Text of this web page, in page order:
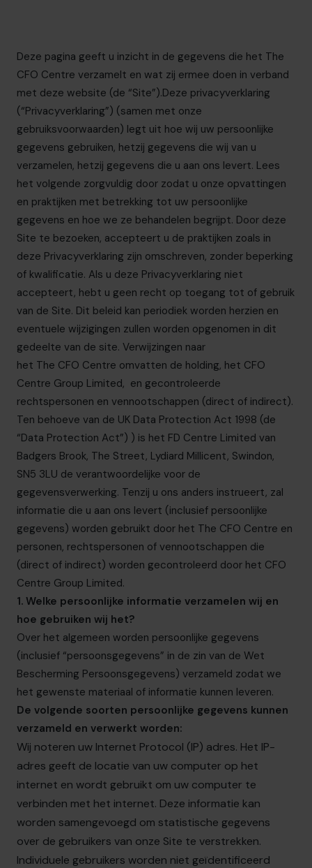
Deze pagina geeft u inzicht in de gegevens die het The
CFO Centre verzamelt en wat zij ermee doen in verband
met deze website (de “Site”).Deze privacyverklaring
(“Privacyverklaring”) (samen met onze
gebruiksvoorwaarden) legt uit hoe wij uw persoonlijke
gegevens gebruiken, hetzij gegevens die wij van u
verzamelen, hetzij gegevens die u aan ons levert. Lees
het volgende zorgvuldig door zodat u onze opvattingen
en praktijken met betrekking tot uw persoonlijke
gegevens en hoe we ze behandelen begrijpt. Door deze
Site te bezoeken, accepteert u de praktijken zoals in
deze Privacyverklaring zijn omschreven, zonder beperking
of kwalificatie. Als u deze Privacyverklaring niet
accepteert, hebt u geen recht op toegang tot of gebruik
van de Site. Dit beleid kan periodiek worden herzien en
eventuele wijzigingen zullen worden opgenomen in dit
gedeelte van de site. Verwijzingen naar
het The CFO Centre omvatten de holding, het CFO
Centre Group Limited, en gecontroleerde
rechtspersonen en vennootschappen (direct of indirect).
Ten behoeve van de UK Data Protection Act 1998 (de
“Data Protection Act”) ) is het FD Centre Limited van
Badgers Brook, The Street, Lydiard Millicent, Swindon,
SN5 3LU de verantwoordelijke voor de
gegevensverwerking. Tenzij u ons anders instrueert, zal
informatie die u aan ons levert (inclusief persoonlijke
gegevens) worden gebruikt door het The CFO Centre en
personen, rechtspersonen of vennootschappen die
(direct of indirect) worden gecontroleerd door het CFO
Centre Group Limited.
1. Welke persoonlijke informatie verzamelen wij en
hoe gebruiken wij het?
Over het algemeen worden persoonlijke gegevens
(inclusief “persoonsgegevens” in de zin van de Wet
Bescherming Persoonsgegevens) verzameld zodat we
het gewenste materiaal of informatie kunnen leveren.
De volgende soorten persoonlijke gegevens kunnen
verzameld en verwerkt worden:
Wij noteren uw Internet Protocol (IP) adres. Het IP-
adres geeft de locatie van uw computer op het
internet en wordt gebruikt om uw computer te
verbinden met het internet. Deze informatie kan
worden samengevoegd om statistische gegevens
over de gebruikers van onze Site te verstrekken.
Individuele gebruikers worden niet geïdentificeerd